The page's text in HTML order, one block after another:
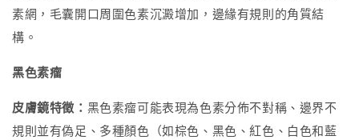
素網，毛囊開口周圍色素沉澱增加，邊緣有規則的角質結
構。
黑色素瘤
皮膚鏡特徵： 黑色素瘤可能表現為色素分佈不對稱、邊界不
規則並有偽足、多種顏色（如棕色、黑色、紅色、白色和藍